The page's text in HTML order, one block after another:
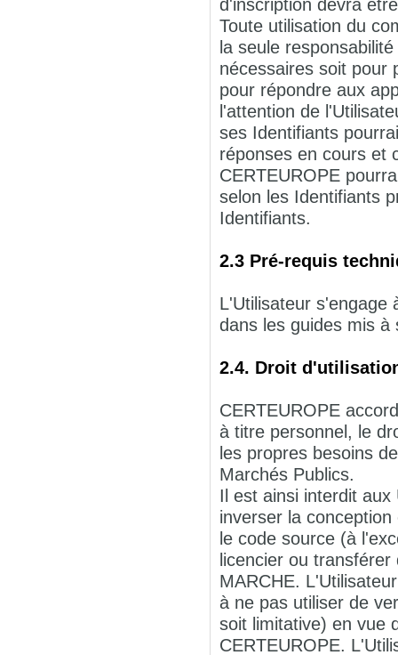
Toute utilisation du
la seule
nécessaires soit pour
pour répondre aux
l'attention de
ses Identifiants
réponses en cours et
CERTEUROPE
selon les Identifiants
Identifiants.
2.3 Pré-requis
L'Utilisateur s'engage
dans les guides mis à
2.4. Droit
CERTEUROPE
à titre personnel, le
les propres besoins
Marchés Publics.
Il est ainsi interdit
inverser la
le code source (à
licencier ou
MARCHE.
à ne pas utiliser de
soit limitative) en vue
CERTEUROPE.